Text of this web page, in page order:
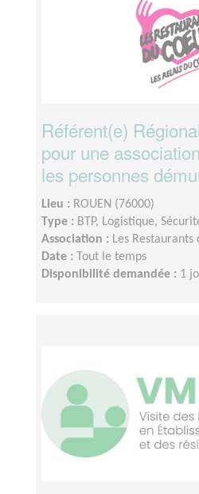
Référent(e)
pour une
les personnes
Lieu : ROUEN (76000)
Type : BTP, Logistique,
Association : Les Restaurants
Date :
Tout le temps
Disponibilité demandée : 1